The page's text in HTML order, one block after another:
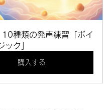
10種類の発声練習「ボイ
ック」
購入する